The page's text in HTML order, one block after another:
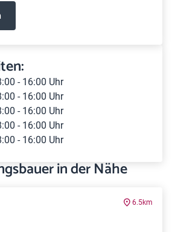
- 16:00 Uhr
- 16:00 Uhr
- 16:00 Uhr
- 16:00 Uhr
- 16:00 Uhr
in der Nähe
6.5km